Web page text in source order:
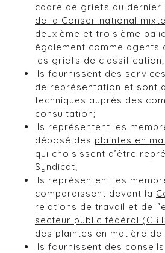
cadre de griefs au dernier
de la Conseil national
deuxième et troisième
également comme agents
les griefs de classification;
Ils fournissent des
de représentation et sont
techniques auprès des
consultation;
Ils représentent les
déposé des plaintes en
qui choisissent d’être
Syndicat;
Ils représentent les
comparaissent devant la
relations de travail et de
secteur public fédéral
des plaintes en matière
Ils fournissent des